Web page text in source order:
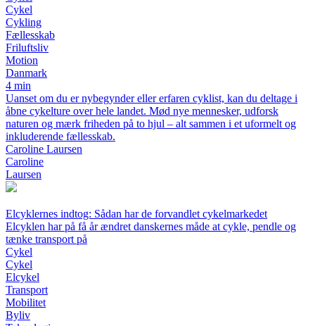
Cykel
Cykling
Fællesskab
Friluftsliv
Motion
Danmark
4 min
Uanset om du er nybegynder eller erfaren cyklist, kan du deltage i
åbne cykelture over hele landet. Mød nye mennesker, udforsk
naturen og mærk friheden på to hjul – alt sammen i et uformelt og
inkluderende fællesskab.
Caroline Laursen
Caroline
Laursen
Elcyklernes indtog: Sådan har de forvandlet cykelmarkedet
Elcyklen har på få år ændret danskernes måde at cykle, pendle og
tænke transport på
Cykel
Cykel
Elcykel
Transport
Mobilitet
Byliv